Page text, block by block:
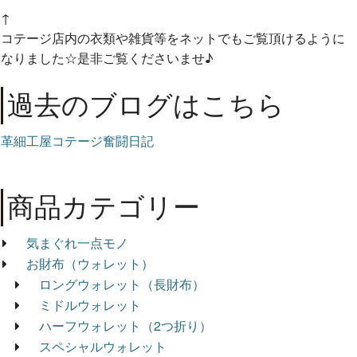
↑
コテージ店内の衣類や雑貨等をネットでもご覧頂けるように
なりました☆是非ご覧くださいませ♪
過去のブログはこちら
革細工屋コテージ奮闘日記
商品カテゴリー
気まぐれ一点モノ
お財布（ウォレット）
ロングウォレット（長財布）
ミドルウォレット
ハーフウォレット（2つ折り）
スペシャルウォレット